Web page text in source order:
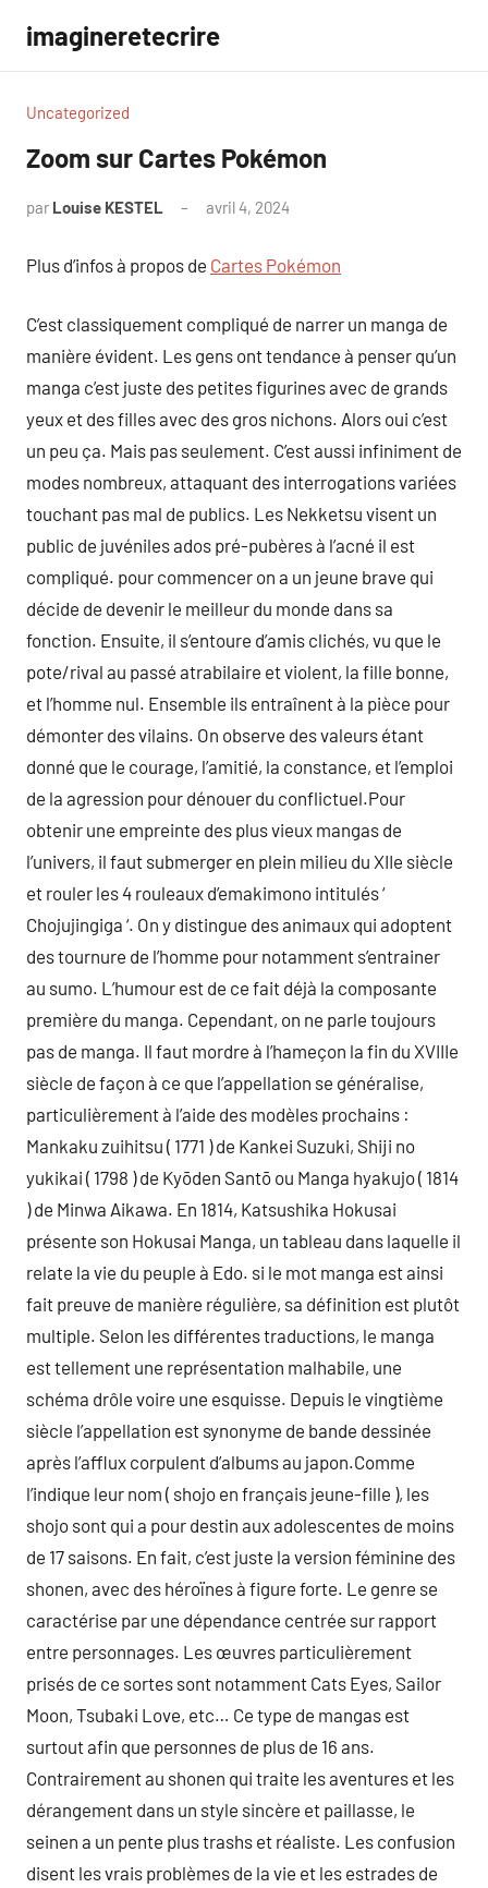
contenu
imagineretecrire
Uncategorized
Zoom sur Cartes Pokémon
par Louise KESTEL avril 4, 2024
Plus d’infos à propos de Cartes Pokémon
C’est classiquement compliqué de narrer un manga de
manière évident. Les gens ont tendance à penser qu’un
manga c’est juste des petites figurines avec de grands
yeux et des filles avec des gros nichons. Alors oui c’est
un peu ça. Mais pas seulement. C’est aussi infiniment de
modes nombreux, attaquant des interrogations variées
touchant pas mal de publics. Les Nekketsu visent un
public de juvéniles ados pré-pubères à l’acné il est
compliqué. pour commencer on a un jeune brave qui
décide de devenir le meilleur du monde dans sa
fonction. Ensuite, il s’entoure d’amis clichés, vu que le
pote/rival au passé atrabilaire et violent, la fille bonne,
et l’homme nul. Ensemble ils entraînent à la pièce pour
démonter des vilains. On observe des valeurs étant
donné que le courage, l’amitié, la constance, et l’emploi
de la agression pour dénouer du conflictuel.Pour
obtenir une empreinte des plus vieux mangas de
l’univers, il faut submerger en plein milieu du XIIe siècle
et rouler les 4 rouleaux d’emakimono intitulés ‘
Chojujingiga ‘. On y distingue des animaux qui adoptent
des tournure de l’homme pour notamment s’entrainer
au sumo. L’humour est de ce fait déjà la composante
première du manga. Cependant, on ne parle toujours
pas de manga. Il faut mordre à l’hameçon la fin du XVIIIe
siècle de façon à ce que l’appellation se généralise,
particulièrement à l’aide des modèles prochains :
Mankaku zuihitsu ( 1771 ) de Kankei Suzuki, Shiji no
yukikai ( 1798 ) de Kyōden Santō ou Manga hyakujo ( 1814
) de Minwa Aikawa. En 1814, Katsushika Hokusai
présente son Hokusai Manga, un tableau dans laquelle il
relate la vie du peuple à Edo. si le mot manga est ainsi
fait preuve de manière régulière, sa définition est plutôt
multiple. Selon les différentes traductions, le manga
est tellement une représentation malhabile, une
schéma drôle voire une esquisse. Depuis le vingtième
siècle l’appellation est synonyme de bande dessinée
après l’afflux corpulent d’albums au japon.Comme
l’indique leur nom ( shojo en français jeune-fille ), les
shojo sont qui a pour destin aux adolescentes de moins
de 17 saisons. En fait, c’est juste la version féminine des
shonen, avec des héroïnes à figure forte. Le genre se
caractérise par une dépendance centrée sur rapport
entre personnages. Les œuvres particulièrement
prisés de ce sortes sont notamment Cats Eyes, Sailor
Moon, Tsubaki Love, etc… Ce type de mangas est
surtout afin que personnes de plus de 16 ans.
Contrairement au shonen qui traite les aventures et les
dérangement dans un style sincère et paillasse, le
seinen a un pente plus trashs et réaliste. Les confusion
disent les vrais problèmes de la vie et les estrades de